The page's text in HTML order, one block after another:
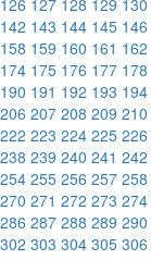
142 143 144 145 146
158 159 160 161 162
174 175 176 177 178
190 191 192 193 194
206 207 208 209 210
222 223 224 225 226
238 239 240 241 242
254 255 256 257 258
270 271 272 273 274
286 287 288 289 290
302 303 304 305 306